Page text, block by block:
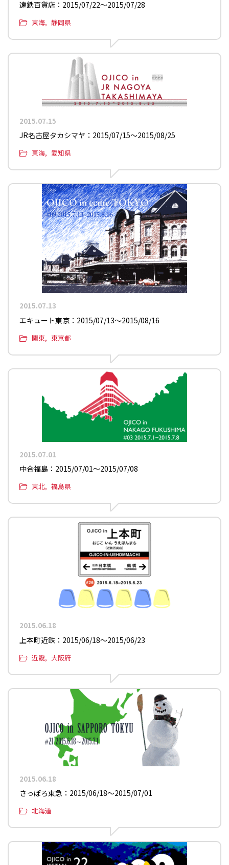
遠鉄百貨店：2015/07/22〜2015/07/28
東海 静岡県
2015.07.15
JR名古屋タカシマヤ：2015/07/15〜2015/08/25
東海 愛知県
2015.07.13
エキュート東京：2015/07/13〜2015/08/16
関東 東京都
2015.07.01
中合福島：2015/07/01〜2015/07/08
東北 福島県
2015.06.18
上本町近鉄：2015/06/18〜2015/06/23
近畿 大阪府
2015.06.18
さっぽろ東急：2015/06/18〜2015/07/01
北海道